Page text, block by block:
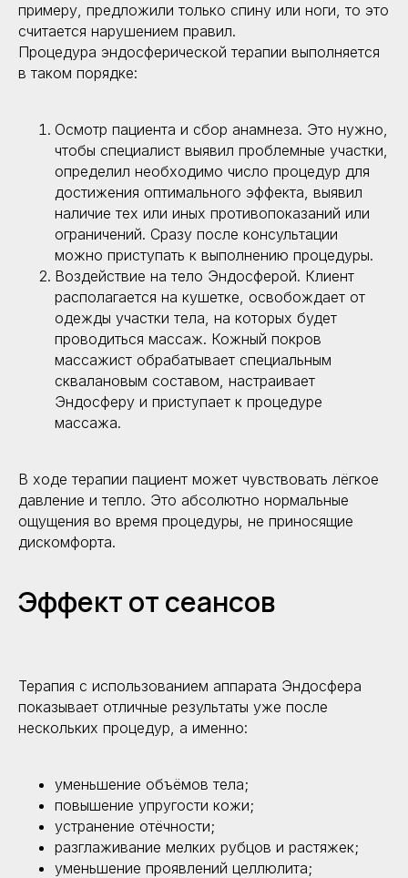
примеру, предложили только спину или ноги, то это
считается нарушением правил.
Процедура эндосферической терапии выполняется
в таком порядке:
Осмотр пациента и сбор анамнеза. Это нужно,
чтобы специалист выявил проблемные участки,
определил необходимо число процедур для
достижения оптимального эффекта, выявил
наличие тех или иных противопоказаний или
ограничений. Сразу после консультации
можно приступать к выполнению процедуры.
Воздействие на тело Эндосферой. Клиент
располагается на кушетке, освобождает от
одежды участки тела, на которых будет
проводиться массаж. Кожный покров
массажист обрабатывает специальным
сквалановым составом, настраивает
Эндосферу и приступает к процедуре
массажа.
В ходе терапии пациент может чувствовать лёгкое
давление и тепло. Это абсолютно нормальные
ощущения во время процедуры, не приносящие
дискомфорта.
Эффект от сеансов
Терапия с использованием аппарата Эндосфера
показывает отличные результаты уже после
нескольких процедур, а именно:
уменьшение объёмов тела;
повышение упругости кожи;
устранение отёчности;
разглаживание мелких рубцов и растяжек;
уменьшение проявлений целлюлита;